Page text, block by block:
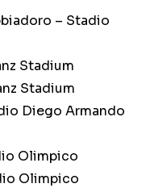
– Stadio
Stadium
Stadium
Diego Armando
Olimpico
Olimpico